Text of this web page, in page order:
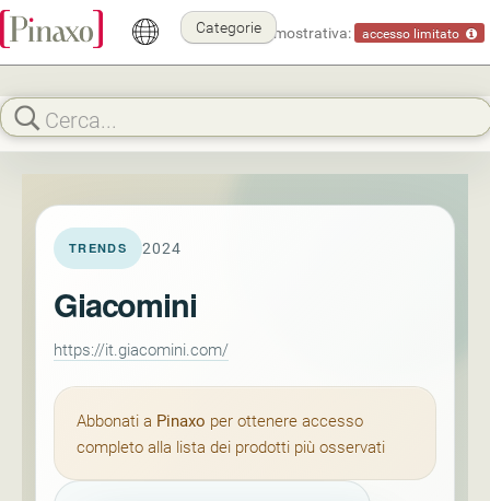
Modalità dimostrativa: accesso limitato
Categorie
TRENDS 2024
Giacomini
https://it.giacomini.com/
Abbonati a Pinaxo per ottenere accesso
completo alla lista dei prodotti più osservati